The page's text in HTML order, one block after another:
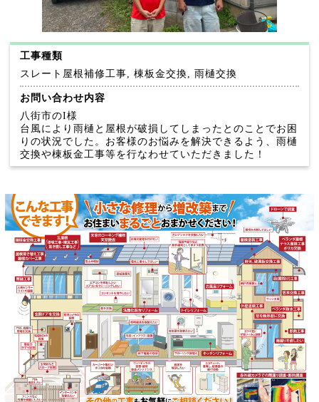
工事種類
スレート屋根補修工事, 棟板金交換, 雨樋交換
お問い合わせ内容
八街市のI様
台風により雨樋と屋根が破損してしまったとのことでお困
りの状況でした。お客様のお悩みを解決できるよう、雨樋
交換や棟板金工事等を行なわせていただきました！